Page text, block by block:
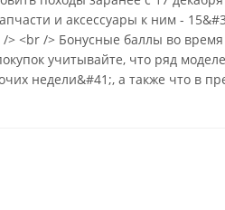
и аксессуары к ним -
<br /> Бонусные баллы во
учитывайте, что ряд
недели&#41;, а также что в